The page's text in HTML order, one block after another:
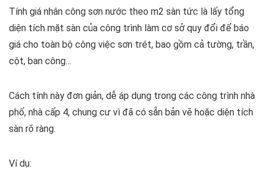
Tính giá nhân công sơn nước theo m2 sàn tức là lấy tổng
diện tích mặt sàn của công trình làm cơ sở quy đổi để báo
giá cho toàn bộ công việc sơn trét, bao gồm cả tường, trần,
cột, ban công…
Cách tính này đơn giản, dễ áp dụng trong các công trình nhà
phố, nhà cấp 4, chung cư vì đã có sẵn bản vẽ hoặc diện tích
sàn rõ ràng.
Ví dụ: